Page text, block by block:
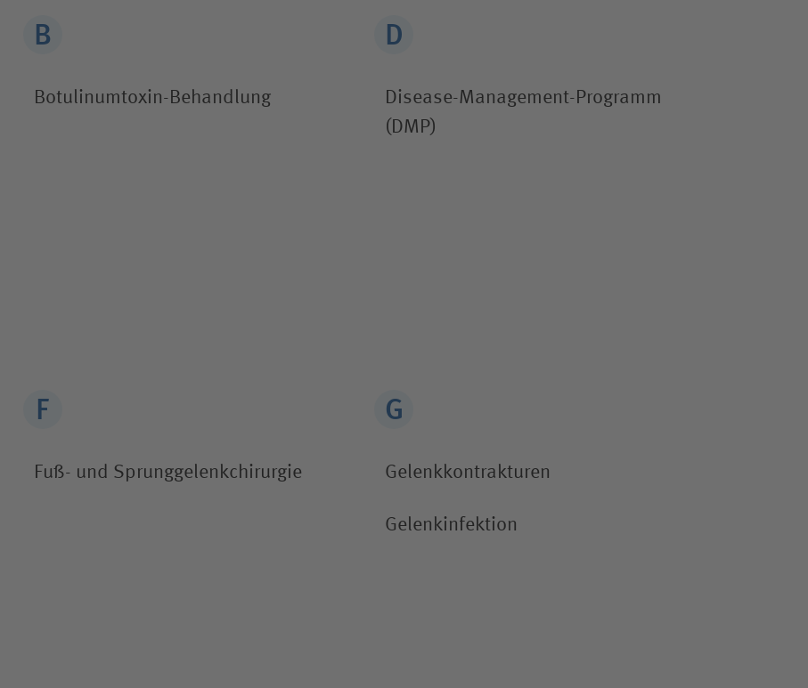
Botulinum­toxin-Behandlung
Disease-Management-Programm
(DMP)
Fuß- und Sprunggelenk­chirurgie Gelenk­kontrakturen
Gelenkinfektion